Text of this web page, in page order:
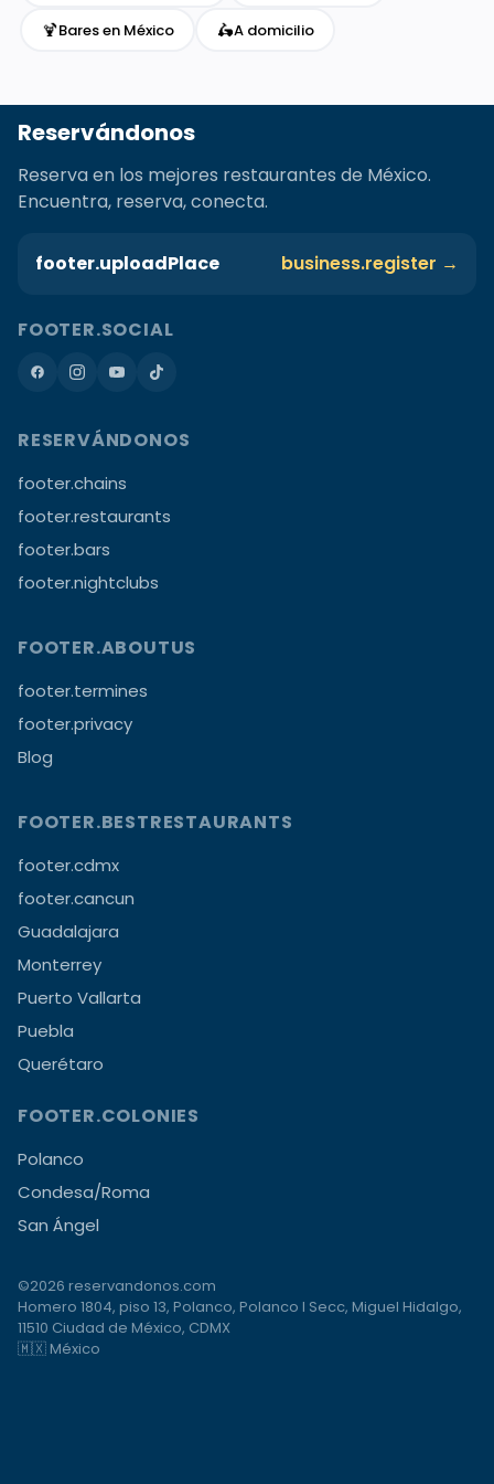
🍹Bares en México 🛵A domicilio
Reservándonos
Reserva en los mejores restaurantes de México.
Encuentra, reserva, conecta.
footer.uploadPlace business.register →
FOOTER.SOCIAL
RESERVÁNDONOS
footer.chains
footer.restaurants
footer.bars
footer.nightclubs
FOOTER.ABOUTUS
footer.termines
footer.privacy
Blog
FOOTER.BESTRESTAURANTS
footer.cdmx
footer.cancun
Guadalajara
Monterrey
Puerto Vallarta
Puebla
Querétaro
FOOTER.COLONIES
Polanco
Condesa/Roma
San Ángel
©2026 reservandonos.com
Homero 1804, piso 13, Polanco, Polanco I Secc, Miguel Hidalgo,
11510 Ciudad de México, CDMX
🇲🇽 México